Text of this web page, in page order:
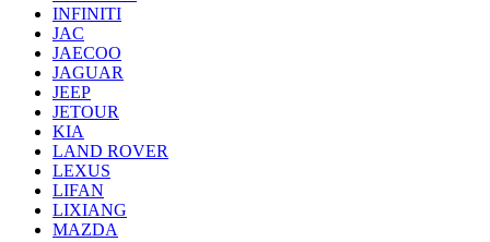
INFINITI
JAC
JAECOO
JAGUAR
JEEP
JETOUR
KIA
LAND ROVER
LEXUS
LIFAN
LIXIANG
MAZDA